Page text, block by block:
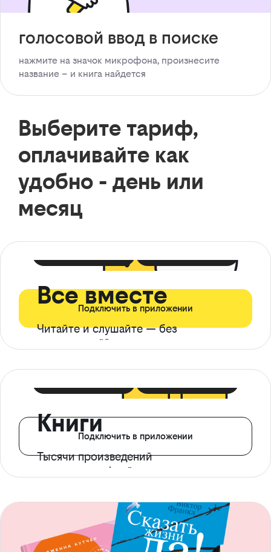
голосовой ввод в поиске
нажмите на значок микрофона, произнесите
название – и книга найдется
Выберите тариф,
оплачивайте как
удобно - день или
месяц
Все вместе
Читайте и слушайте — без
ограничений*
Подключить в приложении
Книги
Тысячи произведений
с доступом офлайн
Подключить в приложении